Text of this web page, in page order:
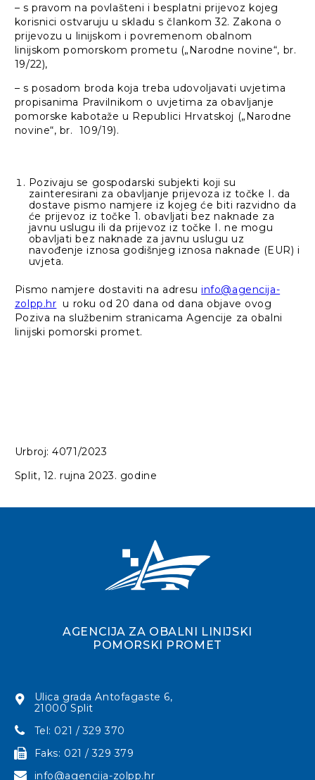
– s pravom na povlašteni i besplatni prijevoz kojeg
korisnici ostvaruju u skladu s člankom 32. Zakona o
prijevozu u linijskom i povremenom obalnom
linijskom pomorskom prometu („Narodne novine“, br.
19/22),
– s posadom broda koja treba udovoljavati uvjetima
propisanima Pravilnikom o uvjetima za obavljanje
pomorske kabotaže u Republici Hrvatskoj („Narodne
novine“, br. 109/19).
Pozivaju se gospodarski subjekti koji su
zainteresirani za obavljanje prijevoza iz točke I. da
dostave pismo namjere iz kojeg će biti razvidno da
će prijevoz iz točke 1. obavljati bez naknade za
javnu uslugu ili da prijevoz iz točke I. ne mogu
obavljati bez naknade za javnu uslugu uz
navođenje iznosa godišnjeg iznosa naknade (EUR) i
uvjeta.
Pismo namjere dostaviti na adresuinfo@agencija-
zolpp.hr u roku od 20 dana od dana objave ovog
Poziva na službenim stranicama Agencije za obalni
linijski pomorski promet.
Urbroj: 4071/2023
Split, 12. rujna 2023. godine
AGENCIJA ZA OBALNI LINIJSKI
POMORSKI PROMET
Ulica grada Antofagaste 6,
21000 Split
Tel: 021 / 329 370
Faks: 021 / 329 379
info@agencija-zolpp.hr